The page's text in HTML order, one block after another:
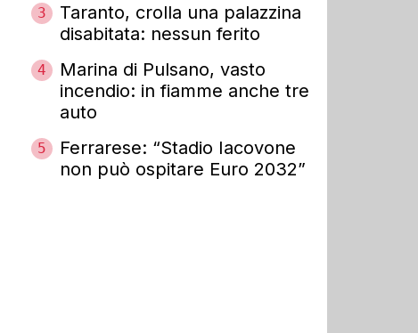
3
Taranto, crolla una palazzina
disabitata: nessun ferito
4
Marina di Pulsano, vasto
incendio: in fiamme anche tre
auto
5
Ferrarese: “Stadio Iacovone
non può ospitare Euro 2032”